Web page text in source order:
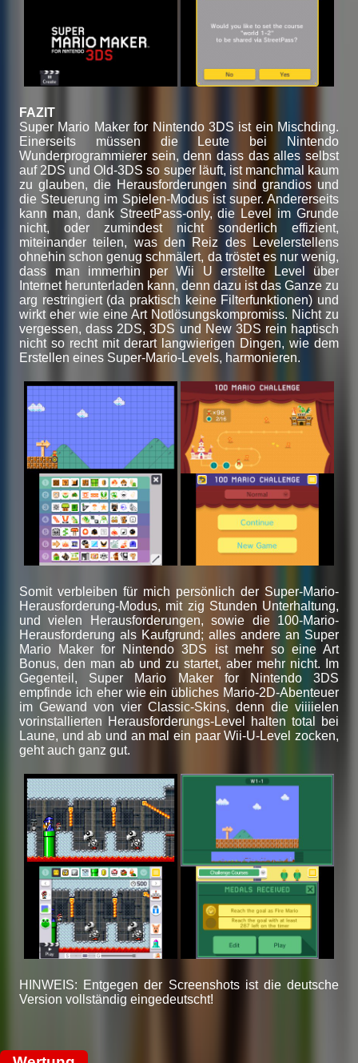
FAZIT
Super Mario Maker for Nintendo 3DS ist ein Mischding.
Einerseits müssen die Leute bei Nintendo
Wunderprogrammierer sein, denn dass das alles selbst
auf 2DS und Old-3DS so super läuft, ist manchmal kaum
zu glauben, die Herausforderungen sind grandios und
die Steuerung im Spielen-Modus ist super. Andererseits
kann man, dank StreetPass-only, die Level im Grunde
nicht, oder zumindest nicht sonderlich effizient,
miteinander teilen, was den Reiz des Levelerstellens
ohnehin schon genug schmälert, da tröstet es nur wenig,
dass man immerhin per Wii U erstellte Level über
Internet herunterladen kann, denn dazu ist das Ganze zu
arg restringiert (da praktisch keine Filterfunktionen) und
wirkt eher wie eine Art Notlösungskompromiss. Nicht zu
vergessen, dass 2DS, 3DS und New 3DS rein haptisch
nicht so recht mit derart langwierigen Dingen, wie dem
Erstellen eines Super-Mario-Levels, harmonieren.
Somit verbleiben für mich persönlich der Super-Mario-
Herausforderung-Modus, mit zig Stunden Unterhaltung,
und vielen Herausforderungen, sowie die 100-Mario-
Herausforderung als Kaufgrund; alles andere an Super
Mario Maker for Nintendo 3DS ist mehr so eine Art
Bonus, den man ab und zu startet, aber mehr nicht. Im
Gegenteil, Super Mario Maker for Nintendo 3DS
empfinde ich eher wie ein übliches Mario-2D-Abenteuer
im Gewand von vier Classic-Skins, denn die viiiielen
vorinstallierten Herausforderungs-Level halten total bei
Laune, und ab und an mal ein paar Wii-U-Level zocken,
geht auch ganz gut.
HINWEIS: Entgegen der Screenshots ist die deutsche
Version vollständig eingedeutscht!